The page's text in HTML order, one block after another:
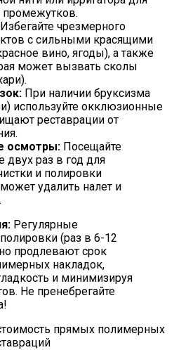
Избегайте чрезмерного
с сильными красящими
вино, ягоды), а также
может вызвать сколы
При наличии бруксизма
используйте окклюзионные
реставрации от
осмотры: Посещайте
двух раз в год для
и полировки
удалить налет и
Регулярные
(раз в 6-12
продлевают срок
накладок,
и минимизируя
Не пренебрегайте
прямых полимерных